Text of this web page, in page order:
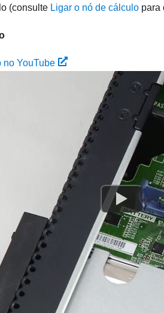
(consulte Ligar o nó de cálculo para
no YouTube